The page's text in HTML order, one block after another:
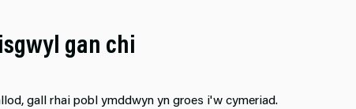
gan chi
gall rhai pobl ymddwyn yn groes i'w cymeriad.